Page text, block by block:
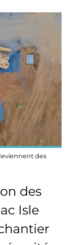
des
des
Isle